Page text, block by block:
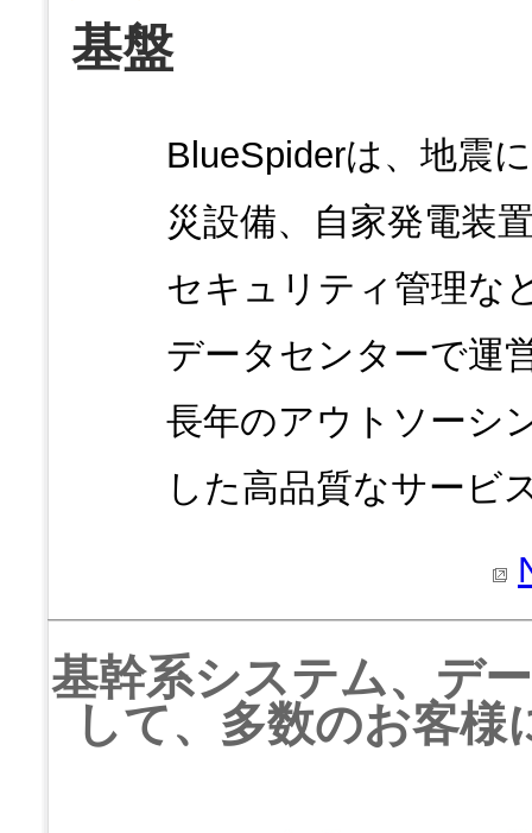
基盤
BlueSpiderは、地震
災設備、自家発電装
セキュリティ管理な
データセンターで運
長年のアウトソーシ
した高品質なサービ
基幹系システム、デ
して、多数のお客